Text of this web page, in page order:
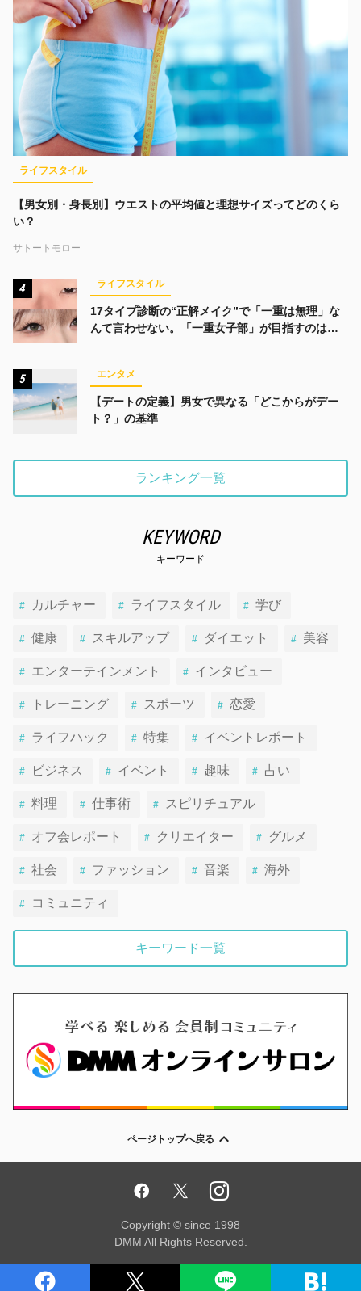
ライフスタイル
【男女別・身長別】ウエストの平均値と理想サイズってどのくら
い？
サトートモロー
4 ライフスタイル
17タイプ診断の“正解メイク”で「一重は無理」な
んて言わせない。「一重女子部」が目指すのは、
5 エンタメ
【デートの定義】男女で異なる「どこからがデー
ト？」の基準
ランキング一覧
KEYWORD
キーワード
カルチャー ライフスタイル 学び
健康 スキルアップ ダイエット 美容
エンターテインメント インタビュー
トレーニング スポーツ 恋愛
ライフハック 特集 イベントレポート
ビジネス イベント 趣味 占い
料理 仕事術 スピリチュアル
オフ会レポート クリエイター グルメ
社会 ファッション 音楽 海外
コミュニティ
キーワード一覧
ページトップへ戻る
Copyright © since 1998
DMM All Rights Reserved.